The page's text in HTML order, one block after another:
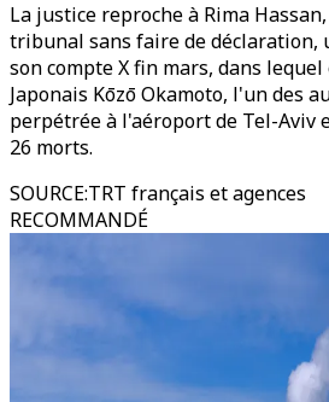
La justice reproche à Rima
tribunal sans faire de déclaration,
son compte X fin mars, dans
Japonais Kōzō Okamoto, l'un des
perpétrée à l'aéroport de Tel-Aviv
26 morts.
SOURCE:TRT français et agences
RECOMMANDÉ